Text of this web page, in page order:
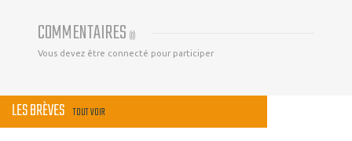
COMMENTAIRES (0)
Vous devez être connecté pour participer
LES BRÈVES TOUT VOIR